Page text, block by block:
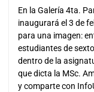
En la Galería 4ta.
inaugurará el 3 de
para una imagen:
estudiantes de
dentro de la
que dicta la MSc.
y comparte con